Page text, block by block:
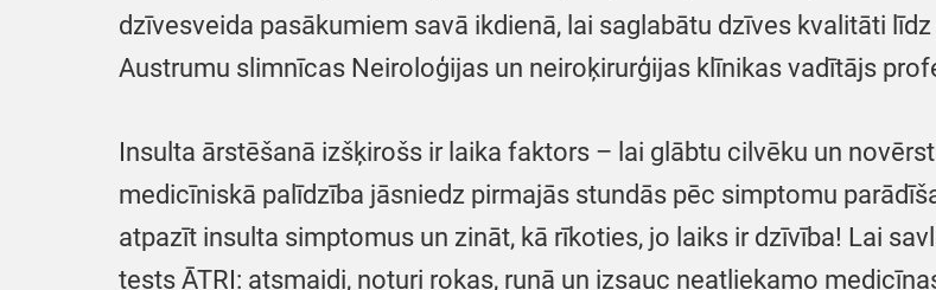
dzīvesveida pasākumiem savā ikdienā, lai saglabātu dzīves kvalitāti
Austrumu slimnīcas Neiroloģijas un neiroķirurģijas klīnikas vadītājs
Insulta ārstēšanā izšķirošs ir laika faktors – lai glābtu cilvēku un
medicīniskā palīdzība jāsniedz pirmajās stundās pēc simptomu
atpazīt insulta simptomus un zināt, kā rīkoties, jo laiks ir dzīvība! Lai
tests ĀTRI: atsmaidi, noturi rokas, runā un izsauc neatliekamo